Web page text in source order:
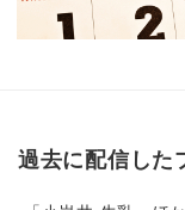
過去に配信した